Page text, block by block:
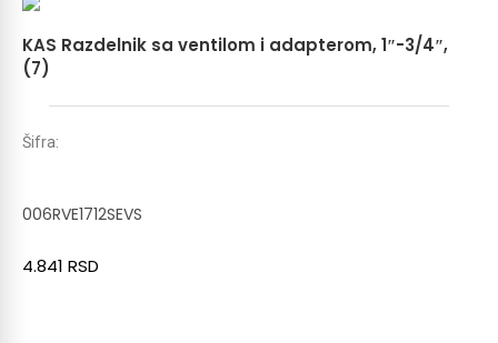
KAS Razdelnik sa ventilom i adapterom, 1″-3/4″,
(7)
Šifra:
006RVE1712SEVS
4.841 RSD